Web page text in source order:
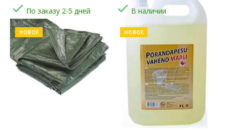
 По заказу 2-5 дней
НОВОЕ
 В наличии
НОВОЕ